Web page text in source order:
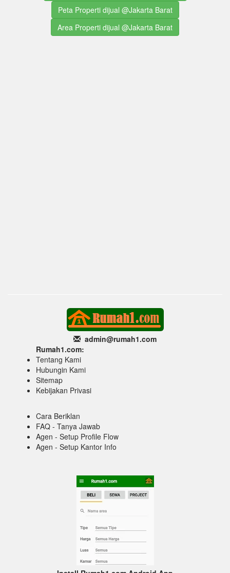
Peta Properti dijual @Jakarta Barat
Area Properti dijual @Jakarta Barat
admin@rumah1.com
Rumah1.com:
Tentang Kami
Hubungin Kami
Sitemap
Kebijakan Privasi
Cara Beriklan
FAQ - Tanya Jawab
Agen - Setup Profile Flow
Agen - Setup Kantor Info